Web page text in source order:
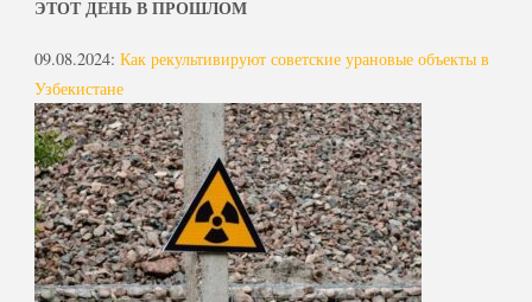
ЭТОТ ДЕНЬ В ПРОШЛОМ
09.08.2024: Как рекультивируют советские урановые объекты в
Узбекистане